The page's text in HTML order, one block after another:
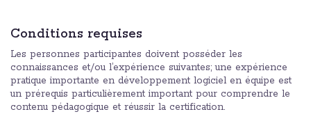
Conditions requises
Les personnes participantes doivent posséder les
connaissances et/ou l’expérience suivantes; une expérience
pratique importante en développement logiciel en équipe est
un prérequis particulièrement important pour comprendre le
contenu pédagogique et réussir la certification.